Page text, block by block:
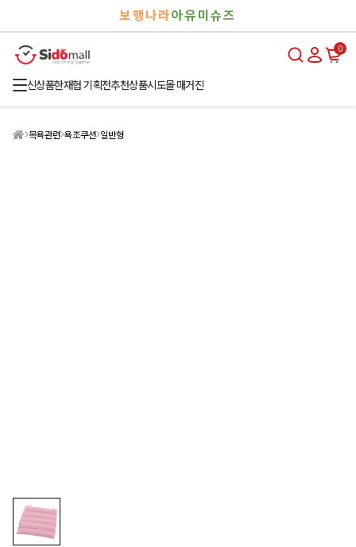
보행나라아유미슈즈
0
신상품한재협 기획전추천상품시도몰 매거진
목욕관련 욕조쿠션 일반형